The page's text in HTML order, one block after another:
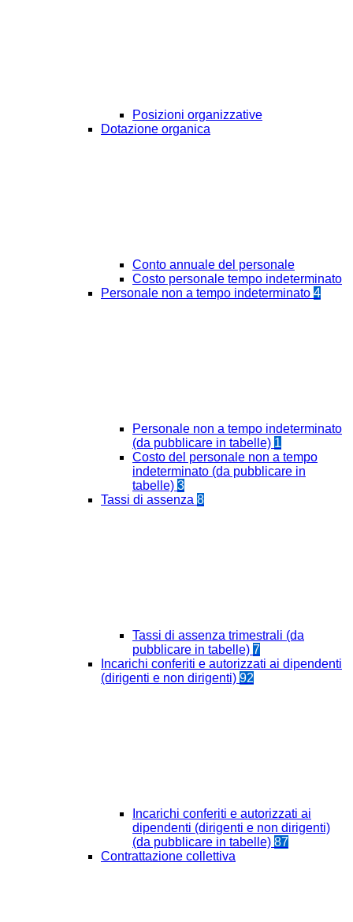
Posizioni organizzative
Dotazione organica
Conto annuale del personale
Costo personale tempo indeterminato
Personale non a tempo indeterminato 4
Personale non a tempo indeterminato
(da pubblicare in tabelle) 1
Costo del personale non a tempo
indeterminato (da pubblicare in
tabelle) 3
Tassi di assenza 8
Tassi di assenza trimestrali (da
pubblicare in tabelle) 7
Incarichi conferiti e autorizzati ai dipendenti
(dirigenti e non dirigenti) 92
Incarichi conferiti e autorizzati ai
dipendenti (dirigenti e non dirigenti)
(da pubblicare in tabelle) 87
Contrattazione collettiva